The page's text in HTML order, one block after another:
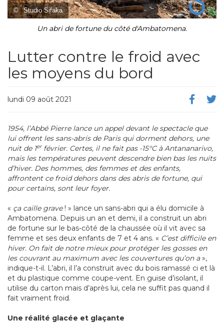
© Studio Sifaka
Un abri de fortune du côté d'Ambatomena.
Lutter contre le froid avec
les moyens du bord
lundi 09 août 2021
1954, l’Abbé Pierre lance un appel devant le spectacle que
lui offrent les sans-abris de Paris qui dorment dehors, une
nuit de 1erfévrier. Certes, il ne fait pas -15°C à Antananarivo,
mais les températures peuvent descendre bien bas les nuits
d’hiver. Des hommes, des femmes et des enfants,
affrontent ce froid dehors dans des abris de fortune, qui
pour certains, sont leur foyer.
« ça caille grave! » lance un sans-abri qui a élu domicile à
Ambatomena. Depuis un an et demi, il a construit un abri
de fortune sur le bas-côté de la chaussée où il vit avec sa
femme et ses deux enfants de 7 et 4 ans. « C’est difficile en
hiver. On fait de notre mieux pour protéger les gosses en
les couvrant au maximum avec les couvertures qu’on a»,
indique-t-il. L’abri, il l’a construit avec du bois ramassé ci et là
et du plastique comme coupe-vent. En guise d’isolant, il
utilise du carton mais d’après lui, cela ne suffit pas quand il
fait vraiment froid.
Une réalité glacée et glaçante